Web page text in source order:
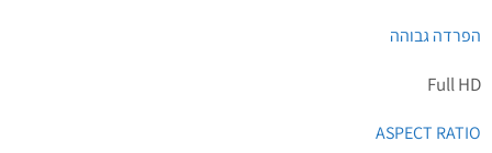
הפרדה גבוהה
Full HD
ASPECT RATIO